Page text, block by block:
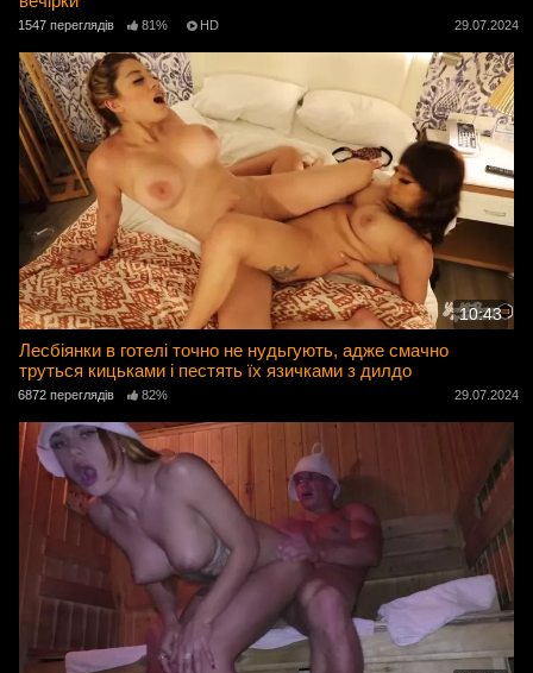
1547 переглядів 81% HD 29.07.2024
10:43
Лесбіянки в готелі точно не нудьгують, адже смачно
труться кицьками і пестять їх язичками з дилдо
6872 переглядів 82% 29.07.2024